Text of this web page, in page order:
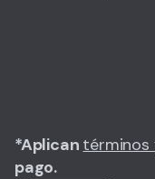
*Aplican términos
pago.